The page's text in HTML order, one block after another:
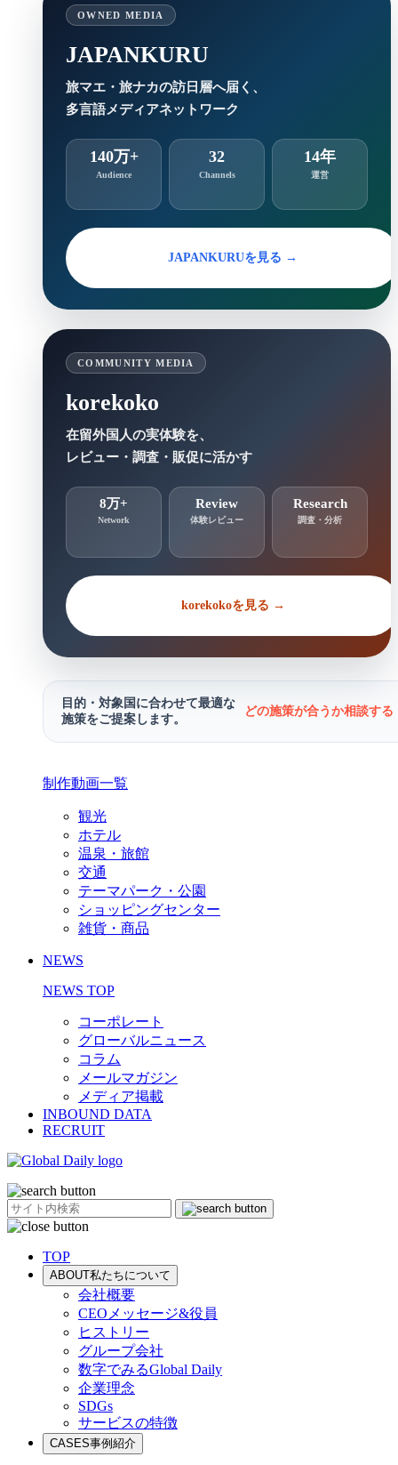
OWNED MEDIA
JAPANKURU
旅マエ・旅ナカの訪日層へ届く、
多言語メディアネットワーク
140万+
Audience
32
Channels
14年
運営
JAPANKURUを見る →
COMMUNITY MEDIA
korekoko
在留外国人の実体験を、
レビュー・調査・販促に活かす
8万+
Network
Review
体験レビュー
Research
調査・分析
korekokoを見る →
目的・対象国に合わせて最適な
施策をご提案します。
どの施策が合うか相談す
制作動画一覧
観光
ホテル
温泉・旅館
交通
テーマパーク・公園
ショッピングセンター
雑貨・商品
NEWS
NEWS TOP
コーポレート
グローバルニュース
コラム
メールマガジン
メディア掲載
INBOUND DATA
RECRUIT
TOP
ABOUT私たちについて
会社概要
CEOメッセージ&役員
ヒストリー
グループ会社
数字でみるGlobal Daily
企業理念
SDGs
サービスの特徴
CASES事例紹介